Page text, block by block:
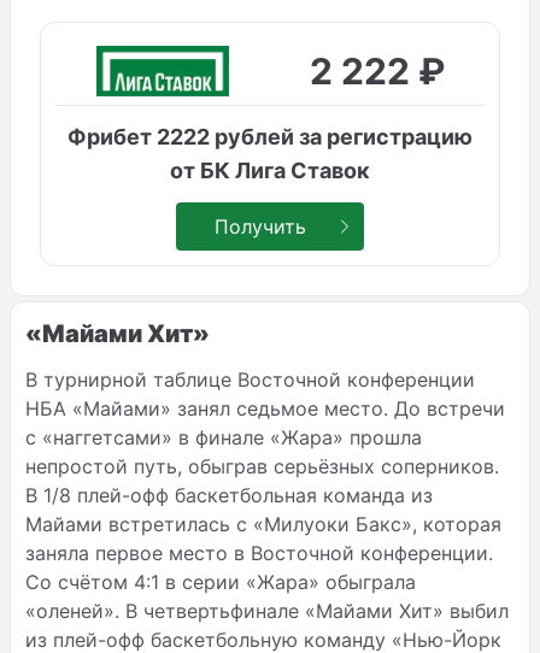
2 222 ₽
Фрибет 2222 рублей за регистрацию
от БК Лига Ставок
Получить
«Майами Хит»
В турнирной таблице Восточной конференции
НБА «Майами» занял седьмое место. До встречи
с «наггетсами» в финале «Жара» прошла
непростой путь, обыграв серьёзных соперников.
В 1/8 плей-офф баскетбольная команда из
Майами встретилась с «Милуоки Бакс», которая
заняла первое место в Восточной конференции.
Со счётом 4:1 в серии «Жара» обыграла
«оленей». В четвертьфинале «Майами Хит» выбил
из плей-офф баскетбольную команду «Нью-Йорк